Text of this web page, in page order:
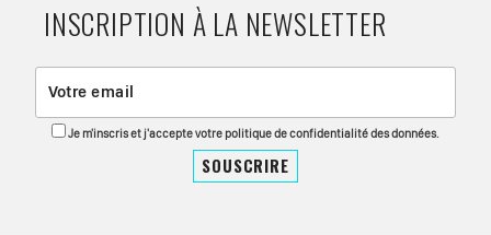
INSCRIPTION À LA NEWSLETTER
Je m'inscris et j'accepte votre politique de confidentialité des données.